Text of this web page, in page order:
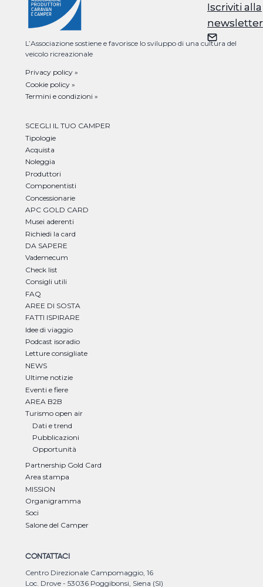
Iscriviti alla
newsletter
L’Associazione sostiene e favorisce lo sviluppo di una cultura del
veicolo ricreazionale
Privacy policy »
Cookie policy »
Termini e condizioni »
SCEGLI IL TUO CAMPER
Tipologie
Acquista
Noleggia
Produttori
Componentisti
Concessionarie
APC GOLD CARD
Musei aderenti
Richiedi la card
DA SAPERE
Vademecum
Check list
Consigli utili
FAQ
AREE DI SOSTA
FATTI ISPIRARE
Idee di viaggio
Podcast isoradio
Letture consigliate
NEWS
Ultime notizie
Eventi e fiere
AREA B2B
Turismo open air
Dati e trend
Pubblicazioni
Opportunità
Partnership Gold Card
Area stampa
MISSION
Organigramma
Soci
Salone del Camper
CONTATTACI
Centro Direzionale Campomaggio, 16
Loc. Drove - 53036 Poggibonsi, Siena (SI)
Iscriviti alla
newsletter